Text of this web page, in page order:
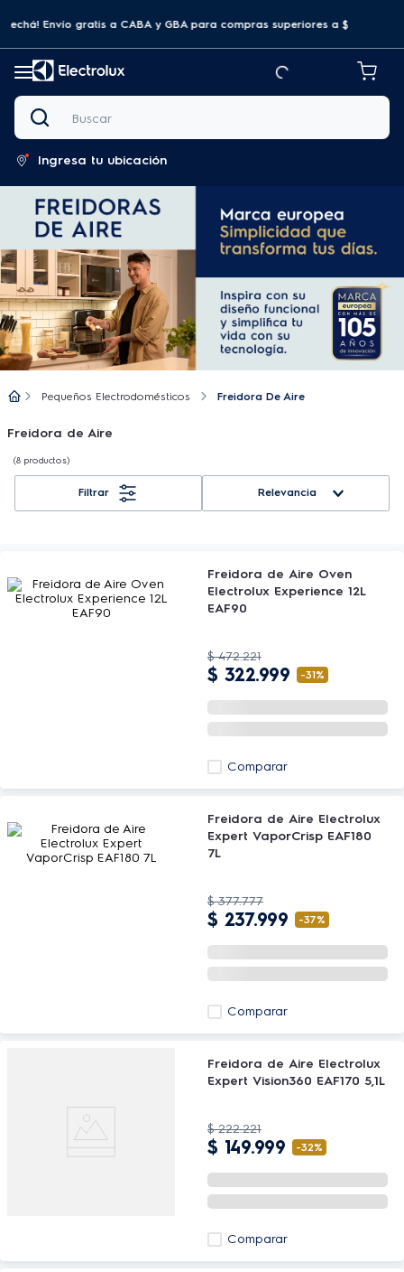
Envío gratis a CABA y GBA para compras superiores a $69.999
Buscar
Ingresa tu ubicación
Pequeños Electrodomésticos Freidora De Aire
Freidora de Aire
8 productos
Relevancia
Freidora de Aire Oven
Electrolux Experience 12L
EAF90
$ 472.221
$ 322.999 -31%
Comparar
Freidora de Aire Electrolux
Expert VaporCrisp EAF180
7L
$ 377.777
$ 237.999 -37%
Comparar
Freidora de Aire Electrolux
Expert Vision360 EAF170 5,1L
$ 222.221
$ 149.999 -32%
Comparar